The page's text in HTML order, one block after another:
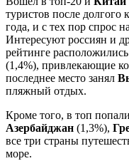
туристов после
года, и с тех пор спрос
Интересуют россиян и
рейтинге расположились
(1,4%), привлекающие
последнее место занял
пляжный отдых.
Кроме того, в топ
Азербайджан (1,3%),
все три страны
море.